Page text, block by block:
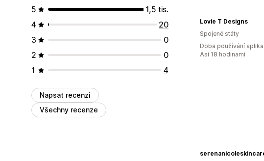
5
1,5 tis.
4
20
3
0
2
0
1
4
Napsat recenzi
Všechny recenze
Lovie T Designs
Spojené státy
Doba používání
Asi 18 hodinami